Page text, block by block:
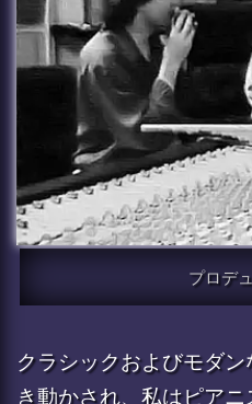
プロデ
クラシックおよびモダ
き動かされ、私はピアニ